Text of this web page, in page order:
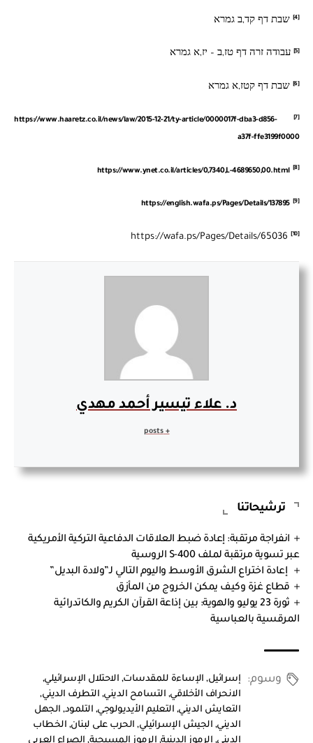
שבת דף קד,ב גמרא
עבודה זרה דף טז,ב – יז,א גמרא
שבת דף קטז,א גמרא
https://www.haaretz.co.il/news/law/2015-12-21/ty-article/0000017f-dba3-d856-
a37f-ffe3199f0000
https://www.ynet.co.il/articles/0,7340,L-4689650,00.html
https://english.wafa.ps/Pages/Details/137895
https://wafa.ps/Pages/Details/65036
د. علاء تيسير أحمد مهدي
ترشيحاتنا
انفراجة مرتقبة: إعادة ضبط العلاقات الدفاعية التركية الأمريكية
عبر تسوية مرتقبة لملف S-400 الروسية
إعادة اختراع الشرق الأوسط واليوم التالي لـ”ولادة البديل”
قطاع غزة وكيف يمكن الخروج من المأزق
ثورة 23 يوليو والهوية: بين إذاعة القرآن الكريم والكاتدرائية
المرقسية بالعباسية
وسوم: إسرائيل,الإساءة للمقدسات,الاحتلال الإسرائيلي,
الانحراف الأخلاقي,التسامح الديني,التطرف الديني,
التعايش الديني,التعليم الأيديولوجي,التلمود,الجهل
الديني,الجيش الإسرائيلي,الحرب على لبنان,الخطاب
الديني,الرموز الدينية,الرموز المسيحية,الصراع العربي